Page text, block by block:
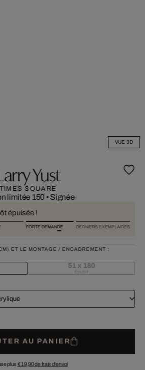
VUE 3D
Yust
TIMES SQUARE
limitée 150 • Signée
épuisée !
FORTE DEMANDE DERNIERS EXEMPLAIRES
ET LE MONTAGE / ENCADREMENT :
51 x 180
Épuisé
AU PANIER
plus € 19,90de frais d'envoi